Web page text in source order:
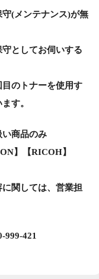
(メンテナンス)が無
としてお伺いする
のトナーを使用す
す。
商品のみ
】【RICOH】
関しては、営業担
999-421